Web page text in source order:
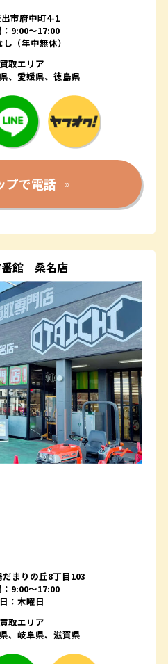
市府中町4-1
9:00～17:00
（年中無休）
取エリア
、愛媛県、徳島県
プで電話
館 桑名店
まりの丘8丁目103
9:00〜17:00
：木曜日
取エリア
、岐阜県、滋賀県